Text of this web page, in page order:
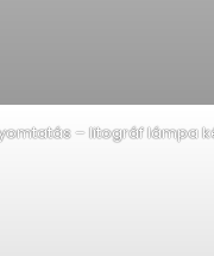
– litográf lámpa